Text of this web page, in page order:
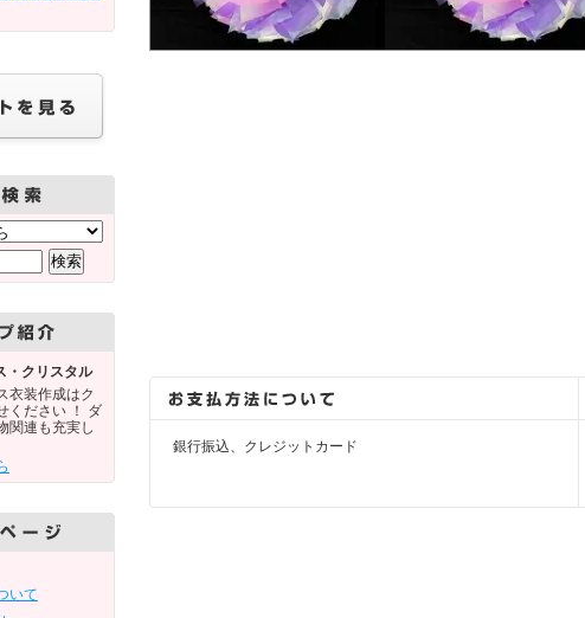
・クリスタル
衣装作成はク
ください ！ ダ
関連も充実し
いて
銀行振込、クレジットカード